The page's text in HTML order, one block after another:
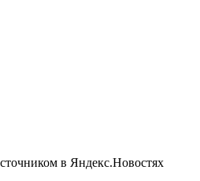
в Яндекс.Новостях